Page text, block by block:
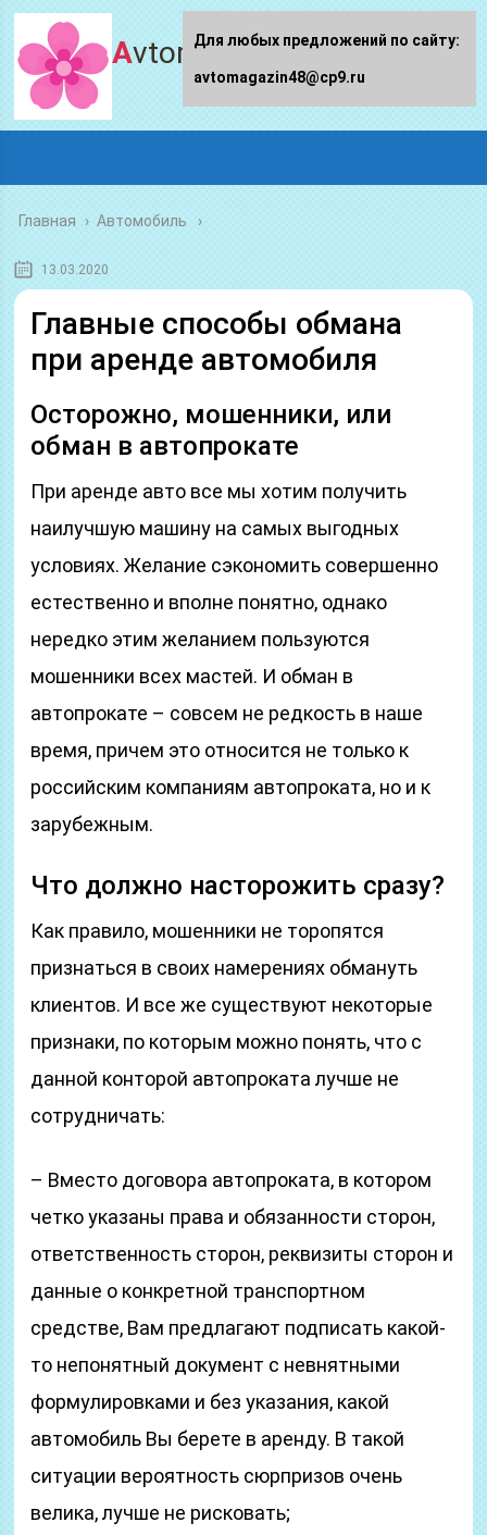
Avtomagazin48.ru
Главная › Автомобиль
13.03.2020
Главные способы обмана
при аренде автомобиля
Осторожно, мошенники, или
обман в автопрокате
При аренде авто все мы хотим получить
наилучшую машину на самых выгодных
условиях. Желание сэкономить совершенно
естественно и вполне понятно, однако
нередко этим желанием пользуются
мошенники всех мастей. И обман в
автопрокате – совсем не редкость в наше
время, причем это относится не только к
российским компаниям автопроката, но и к
зарубежным.
Что должно насторожить сразу?
Как правило, мошенники не торопятся
признаться в своих намерениях обмануть
клиентов. И все же существуют некоторые
признаки, по которым можно понять, что с
данной конторой автопроката лучше не
сотрудничать:
– Вместо договора автопроката, в котором
четко указаны права и обязанности сторон,
ответственность сторон, реквизиты сторон и
данные о конкретной транспортном
средстве, Вам предлагают подписать какой-
то непонятный документ с невнятными
формулировками и без указания, какой
автомобиль Вы берете в аренду. В такой
ситуации вероятность сюрпризов очень
велика, лучше не рисковать;
Для любых предложений по сайту:
avtomagazin48@cp9.ru